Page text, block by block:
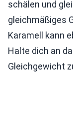
schälen und
gleichmäßiges
Karamell kann
Halte dich an
Gleichgewicht